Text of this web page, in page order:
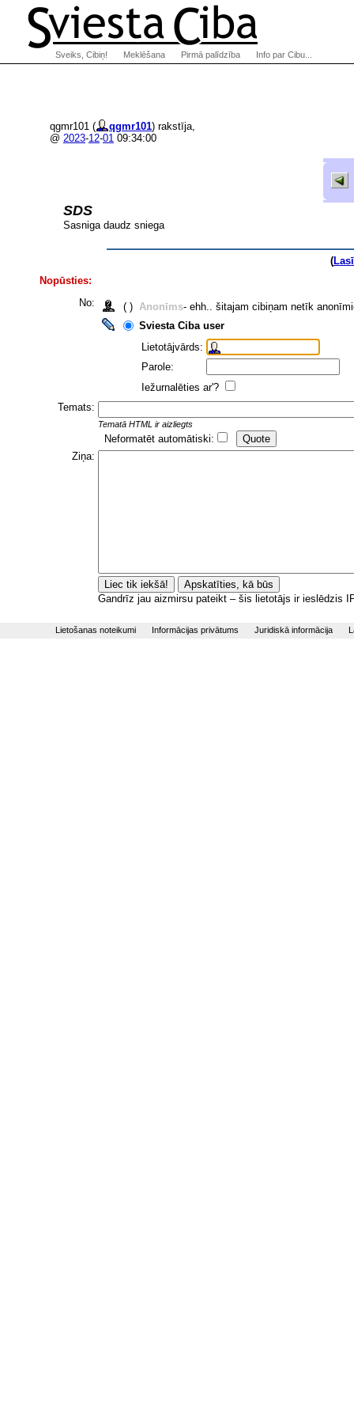
qgmr101 ( qgmr101) rakstīja,
@ 2023-12-01 09:34:00
SDS
Sasniga daudz sniega
(
Nopūsties:
No:
( ) Anonīms- ehh.. šitajam cibiņam netīk
Sviesta Ciba user
Lietotājvārds:
Parole:
Iežurnalēties ar'?
Temats:
Tematā HTML ir aizliegts
Neformatēt automātiski:
Ziņa:
Gandrīz jau aizmirsu pateikt – šis lietotājs ir ieslēdzis
Sveiks, Cibiņ! Meklēšana Pirmā palīdzība Info par Cibu...
Lietošanas noteikumi Informācijas privātums Juridiskā informācija